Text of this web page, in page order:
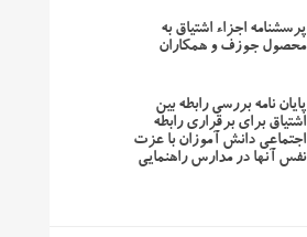
پرسشنامه اجزاء اشتیاق به
محصول جوزف و همکاران
پایان نامه بررسی رابطه بین
اشتیاق برای برقراری رابطه
اجتماعی دانش آموزان با عزت
نفس آنها در مدارس راهنمایی